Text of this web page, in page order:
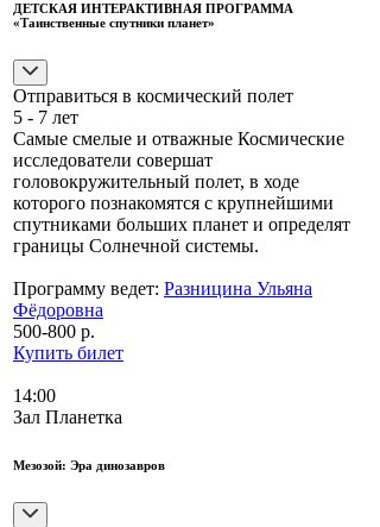
ДЕТСКАЯ ИНТЕРАКТИВНАЯ ПРОГРАММА
«Таинственные спутники планет»
Отправиться в космический полет
5 - 7 лет
Самые смелые и отважные Космические
исследователи совершат
головокружительный полет, в ходе
которого познакомятся с крупнейшими
спутниками больших планет и определят
границы Солнечной системы.
Программу ведет: Разницина Ульяна
Фёдоровна
500-800 р.
Купить билет
14:00
Зал Планетка
Мезозой: Эра динозавров